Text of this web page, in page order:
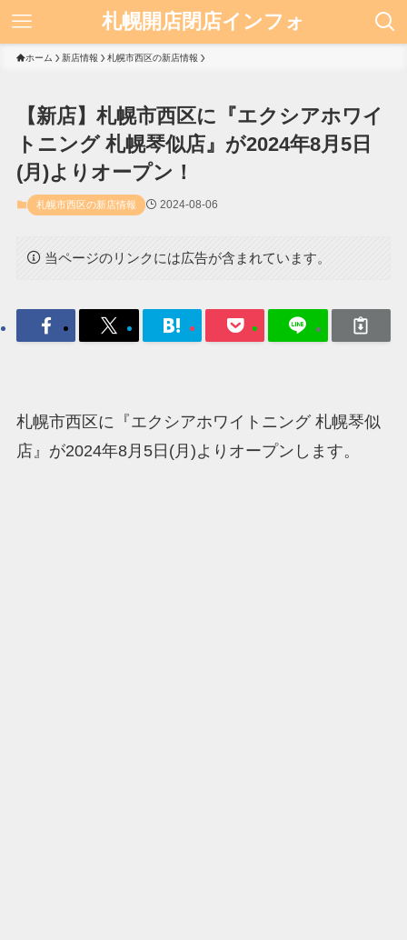
札幌開店閉店インフォ
ホーム 新店情報 札幌市西区の新店情報
【新店】札幌市西区に『エクシアホワイ
トニング 札幌琴似店』が2024年8月5日
(月)よりオープン！
札幌市西区の新店情報 2024-08-06
当ページのリンクには広告が含まれています。
札幌市西区に『エクシアホワイトニング 札幌琴似
店』が2024年8月5日(月)よりオープンします。